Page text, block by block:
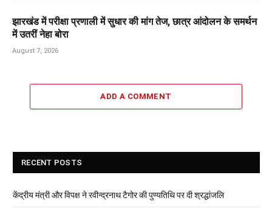
झारखंड में परीक्षा प्रणाली में सुधार की मांग तेज, छात्र आंदोलन के समर्थन
में उतरीं नेहा बोरा
August 7, 2026
ADD A COMMENT
RECENT POSTS
केंद्रीय मंत्री और विपक्ष ने रवीन्द्रनाथ टैगोर की पुण्यतिथि पर दी श्रद्धांजलि